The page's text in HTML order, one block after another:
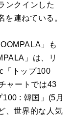
ンクインした
を連ねている。
」も
」は、リ
「トップ100
ャート では43
100 : 韓国」(5 月
、世界的な人気